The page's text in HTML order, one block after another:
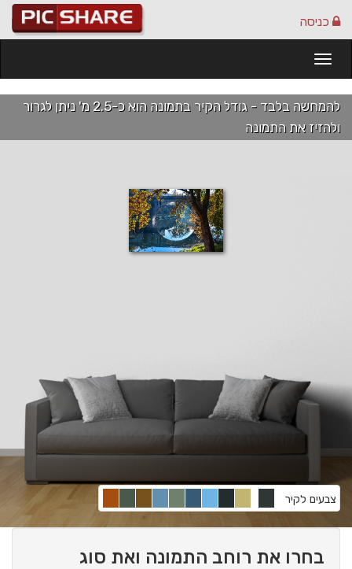
כניסה
להמחשה בלבד - גודל הקיר בתמונה הוא כ-2.5 מ' ניתן לגרור
ולהזיז את התמונה
צבעים לקיר
בחרו את רוחב התמונה ואת סוג